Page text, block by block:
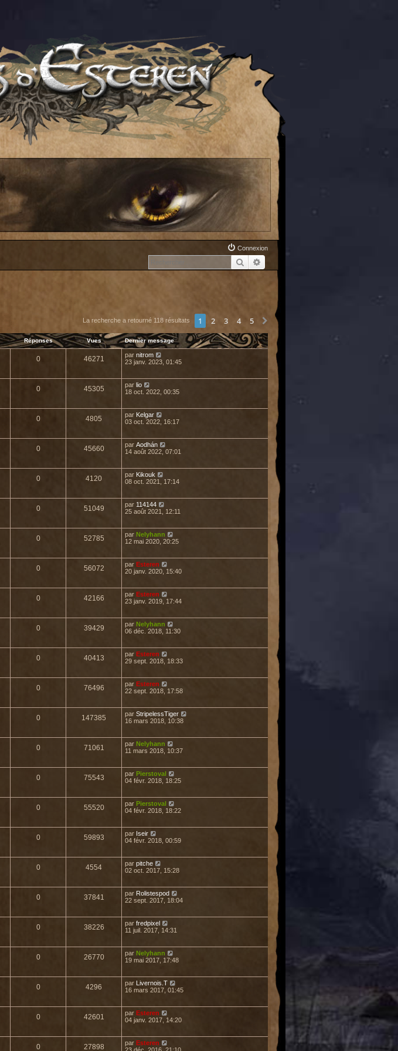
Connexion
Rechercher
La recherche a retourné 118 résultats 1 2 3 4 5 Suivant
Réponses Vues Dernier message
0 46271 par nitrom
23 janv. 2023, 01:45
0 45305 par lio
18 oct. 2022, 00:35
0 4805 par Kelgar
03 oct. 2022, 16:17
0 45660 par Aodhán
14 août 2022, 07:01
0 4120 par Kikouk
08 oct. 2021, 17:14
0 51049 par 114144
25 août 2021, 12:11
0 52785 par Nelyhann
12 mai 2020, 20:25
0 56072 par Esteren
20 janv. 2020, 15:40
0 42166 par Esteren
23 janv. 2019, 17:44
0 39429 par Nelyhann
06 déc. 2018, 11:30
0 40413 par Esteren
29 sept. 2018, 18:33
0 76496 par Esteren
22 sept. 2018, 17:58
0 147385 par StripelessTiger
16 mars 2018, 10:38
0 71061 par Nelyhann
11 mars 2018, 10:37
0 75543 par Pierstoval
04 févr. 2018, 18:25
0 55520 par Pierstoval
04 févr. 2018, 18:22
0 59893 par Iseir
04 févr. 2018, 00:59
0 4554 par pitche
02 oct. 2017, 15:28
0 37841 par Rolistespod
22 sept. 2017, 18:04
0 38226 par fredpixel
11 juil. 2017, 14:31
0 26770 par Nelyhann
19 mai 2017, 17:48
0 4296 par Livernois.T
16 mars 2017, 01:45
0 42601 par Esteren
04 janv. 2017, 14:20
0 27898 par Esteren
23 déc. 2016, 21:10